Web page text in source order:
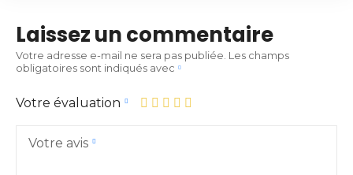
Laissez un commentaire
Votre adresse e-mail ne sera pas publiée. Les champs
obligatoires sont indiqués avec
Votre évaluation
Votre avis